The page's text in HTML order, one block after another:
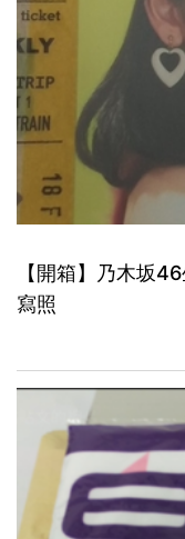
【開箱】乃木坂
寫照